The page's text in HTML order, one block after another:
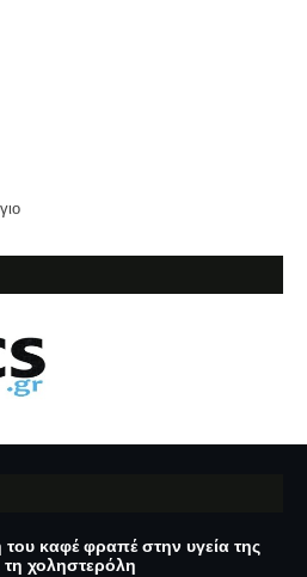
καφέ φραπέ στην υγεία της
τη χοληστερόλη